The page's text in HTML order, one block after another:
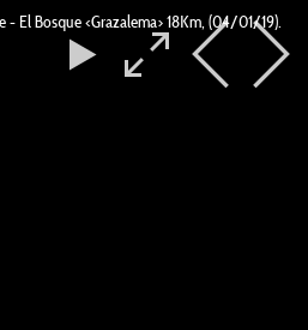
- El Bosque <Grazalema> 18Km, (04/01/19).